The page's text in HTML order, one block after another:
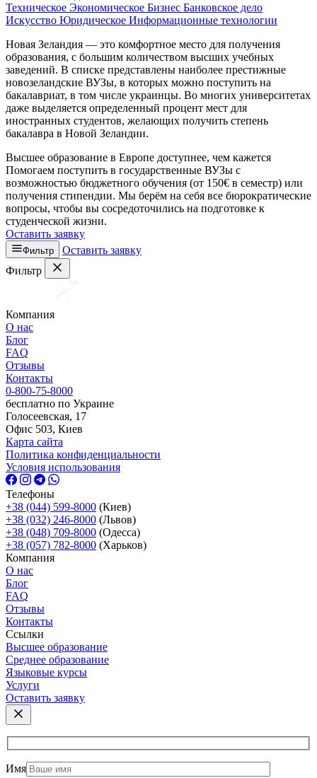
Техническое Экономическое Бизнес Банковское дело
Искусство Юридическое Информационные технологии
Новая Зеландия — это комфортное место для получения
образования, с большим количеством высших учебных
заведений. В списке представлены наиболее престижные
новозеландские ВУЗы, в которых можно поступить на
бакалавриат, в том числе украинцы. Во многих университетах
даже выделяется определенный процент мест для
иностранных студентов, желающих получить степень
бакалавра в Новой Зеландии.
Высшее образование в Европе доступнее, чем кажется
Помогаем поступить в государственные ВУЗы с
возможностью бюджетного обучения (от 150€ в семестр) или
получения стипендии. Мы берём на себя все бюрократические
вопросы, чтобы вы сосредоточились на подготовке к
студенческой жизни.
Оставить заявку
Фильтр
Оставить заявку
Фильтр
Компания
О нас
Блог
FAQ
Отзывы
Контакты
0-800-75-8000
бесплатно по Украине
Голосеевская, 17
Офис 503, Киев
Карта сайта
Политика конфиденциальности
Условия использования
Телефоны
+38 (044) 599-8000 (Киев)
+38 (032) 246-8000 (Львов)
+38 (048) 709-8000 (Одесcа)
+38 (057) 782-8000 (Харьков)
Компания
О нас
Блог
FAQ
Отзывы
Контакты
Ссылки
Высшее образование
Среднее образование
Языковые курсы
Услуги
Оставить заявку
Имя